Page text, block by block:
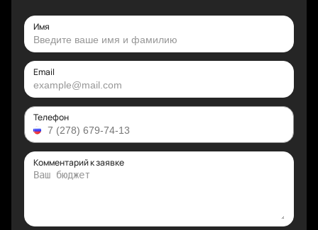
Имя
Email
Телефон
Комментарий к заявке